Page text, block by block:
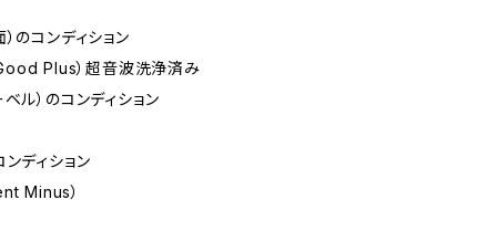
のコンディション
Plus）超音波洗浄済み
ル）のコンディション
ンディション
Minus）